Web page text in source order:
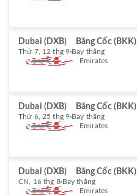
Dubai (DXB) Băng Cốc (BKK)
Thứ 7, 12 thg 9 Bay thẳng
Emirates
Dubai (DXB) Băng Cốc (BKK)
Thứ 6, 25 thg 9 Bay thẳng
Emirates
Dubai (DXB) Băng Cốc (BKK)
CN, 16 thg 8 Bay thẳng
Emirates